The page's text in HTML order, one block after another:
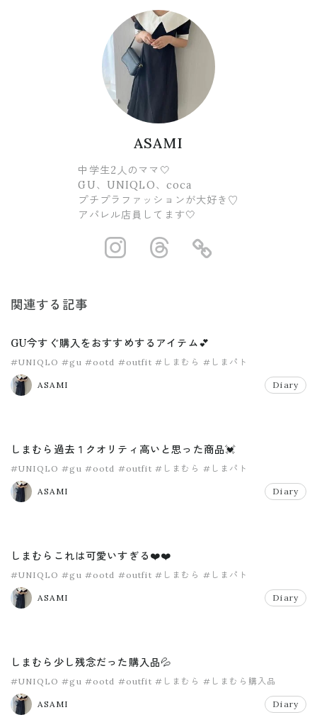
ASAMI
中学生2人のママ🤍
GU、UNIQLO、coca
プチプラファッションが大好き♡
アパレル店員してます🤍
https://https://
関連する記事
GU今すぐ購入をおすすめするアイテム💕
#UNIQLO #gu #ootd #outfit #しまむら #しまパト
ASAMI Diary
しまむら過去１クオリティ高いと思った商品💓
#UNIQLO #gu #ootd #outfit #しまむら #しまパト
ASAMI Diary
しまむらこれは可愛いすぎる❤️❤️
#UNIQLO #gu #ootd #outfit #しまむら #しまパト
ASAMI Diary
しまむら少し残念だった購入品💦
#UNIQLO #gu #ootd #outfit #しまむら #しまむら購入品
ASAMI Diary